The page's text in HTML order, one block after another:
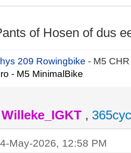
of Hosen of dus
209 Rowingbike- M5
- M5 MinimalBike
Willeke_IGKT ,
May-2026, 12:58 PM